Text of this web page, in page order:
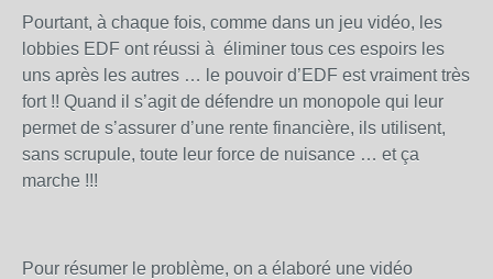
Pourtant, à chaque fois, comme dans un jeu vidéo, les
lobbies EDF ont réussi à éliminer tous ces espoirs les
uns après les autres … le pouvoir d’EDF est vraiment très
fort !! Quand il s’agit de défendre un monopole qui leur
permet de s’assurer d’une rente financière, ils utilisent,
sans scrupule, toute leur force de nuisance … et ça
marche !!!
Pour résumer le problème, on a élaboré une vidéo